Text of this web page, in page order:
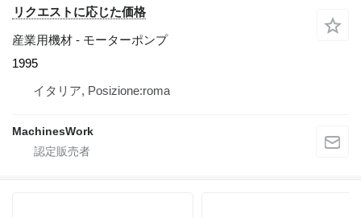
リクエストに応じた価格
産業用機材 - モーターポンプ
1995
イタリア, Posizione:roma
MachinesWork